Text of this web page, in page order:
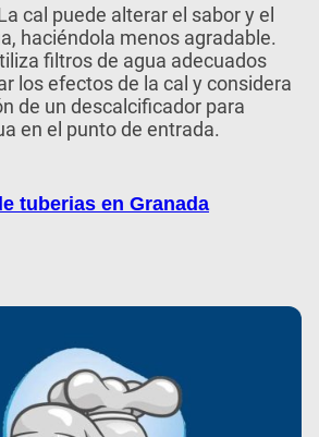
cal puede alterar el sabor y el
haciéndola menos agradable.
filtros de agua adecuados
los efectos de la cal y considera
de un descalcificador para
en el punto de entrada.
tuberias en Granada